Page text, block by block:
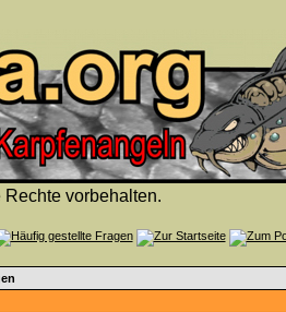
vorbehalten.